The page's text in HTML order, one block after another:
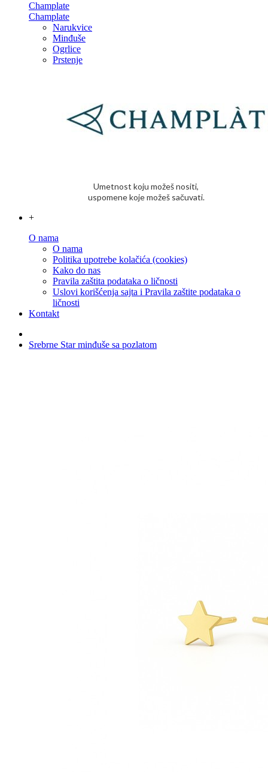
Champlate
Champlate
Narukvice
Minđuše
Ogrlice
Prstenje
Umetnost koju možeš nositi,
uspomene koje možeš sačuvati.
+
O nama
O nama
Politika upotrebe kolačića (cookies)
Kako do nas
Pravila zaštita podataka o ličnosti
Uslovi korišćenja sajta i Pravila zaštite podataka o
ličnosti
Kontakt
Srebrne Star minđuše sa pozlatom